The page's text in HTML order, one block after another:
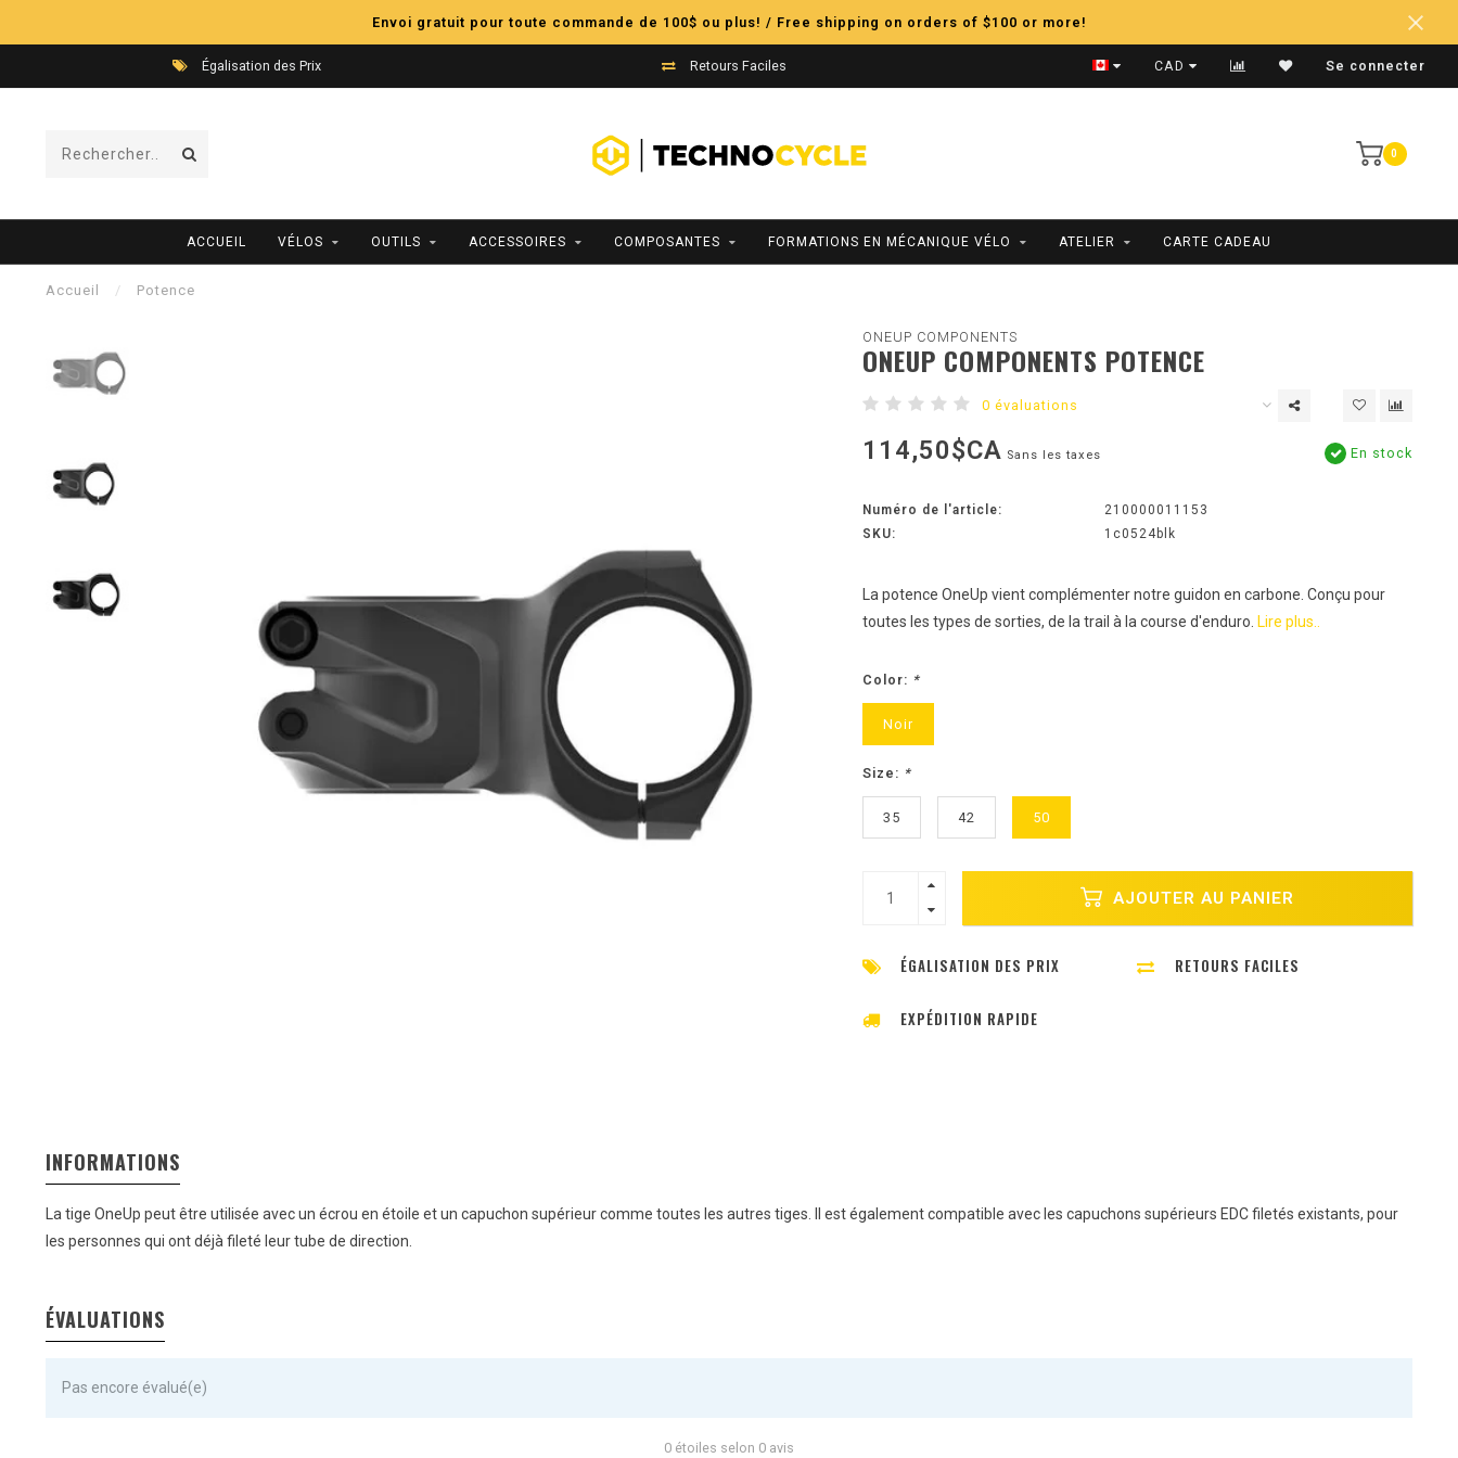
Envoi gratuit pour toute commande de 100$ ou plus! / Free shipping on orders of $100 or more!
Égalisation des Prix Retours Faciles Expédition Rapide
CAD Se connecter
0
ACCUEIL VÉLOS OUTILS ACCESSOIRES COMPOSANTES FORMATIONS EN MÉCANIQUE VÉLO ATELIER CARTE CADEAU
Accueil / Potence
ONEUP COMPONENTS
ONEUP COMPONENTS POTENCE
0 évaluations
114,50$CA Sans les taxes En stock
Numéro de l'article:
210000011153
SKU:
1c0524blk
La potence OneUp vient complémenter notre guidon en carbone. Conçu pour
toutes les types de sorties, de la trail à la course d'enduro. Lire plus..
Color: *
Noir
Size: *
35 42 50
AJOUTER AU PANIER
ÉGALISATION DES PRIX RETOURS FACILES
EXPÉDITION RAPIDE
INFORMATIONS
La tige OneUp peut être utilisée avec un écrou en étoile et un capuchon supérieur comme toutes les autres tiges. Il est également compatible avec les capuchons supérieurs EDC filetés existants, pour
les personnes qui ont déjà fileté leur tube de direction.
ÉVALUATIONS
Pas encore évalué(e)
0 étoiles selon 0 avis